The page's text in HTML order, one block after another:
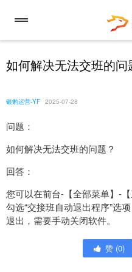
如何解决无法交班的问
银豹运营-YF 2025-07-28
问题：
如何解决无法交班的问题？
回答：
您可以在前台-【全部菜单】-
勾选“交接班自动退出程序”选
退出，需要手动关闭软件。
赞 (0)